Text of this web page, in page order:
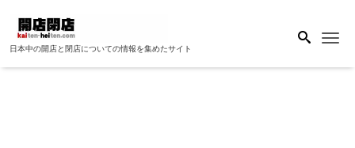
日本中の開店と閉店についての情報を集めたサイト